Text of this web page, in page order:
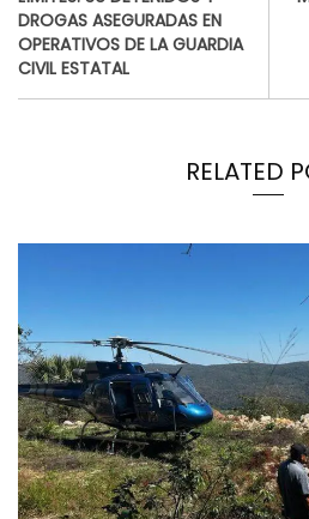
DROGAS ASEGURADAS EN
OPERATIVOS DE LA GUARDIA
CIVIL ESTATAL
RELATED